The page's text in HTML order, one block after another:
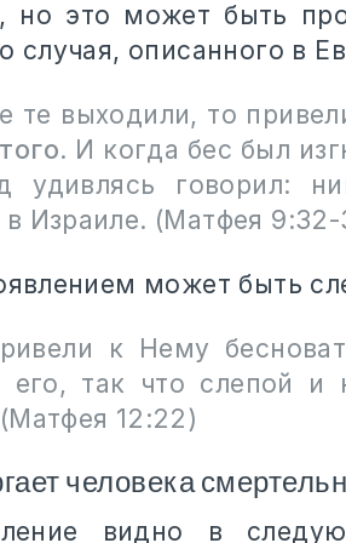
но это может быть
случая, описанного в
те выходили, то
. И когда бес был
удивлясь говорил:
в Израиле. (Матфея 9:32-
может быть
к Нему
его, так что слепой
12:22)
человека
видно в